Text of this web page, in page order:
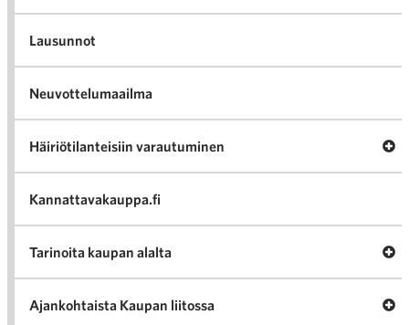
Lausunnot
Neuvottelumaailma
Häiriötilanteisiin varautuminen
Kannattavakauppa.fi
Tarinoita kaupan alalta
Ajankohtaista Kaupan liitossa